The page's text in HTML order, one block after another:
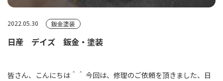
2022.05.30 鈑金塗装
日産 デイズ 鈑金・塗装
皆さん、こんにちは＾＾ 今回は、修理のご依頼を頂きました、日